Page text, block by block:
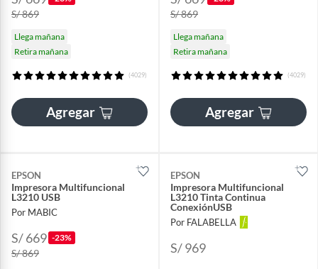
S/ 869
Llega mañana
Retira mañana
(4029)
Agregar
S/ 869
Llega mañana
Retira mañana
(4029)
Agregar
EPSON
Impresora Multifuncional
L3210 USB
Por MABIC
S/ 669 -23%
S/ 869
EPSON
Impresora Multifuncional
L3210 Tinta Continua
ConexiónUSB
Por FALABELLA
S/ 969